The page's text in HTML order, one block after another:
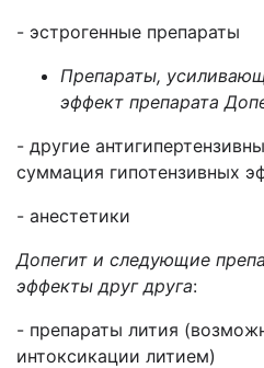
- эстрогенные препараты
Препараты,
эффект препарата
- другие
суммация гипотензивных
- анестетики
Допегит и следующие
эффекты друг друга:
- препараты лития
интоксикации литием)